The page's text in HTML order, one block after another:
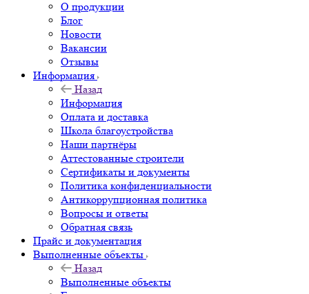
О продукции
Блог
Новости
Вакансии
Отзывы
Информация
Назад
Информация
Оплата и доставка
Школа благоустройства
Наши партнёры
Аттестованные строители
Сертификаты и документы
Политика конфиденциальности
Антикоррупционная политика
Вопросы и ответы
Обратная связь
Прайс и документация
Выполненные объекты
Назад
Выполненные объекты